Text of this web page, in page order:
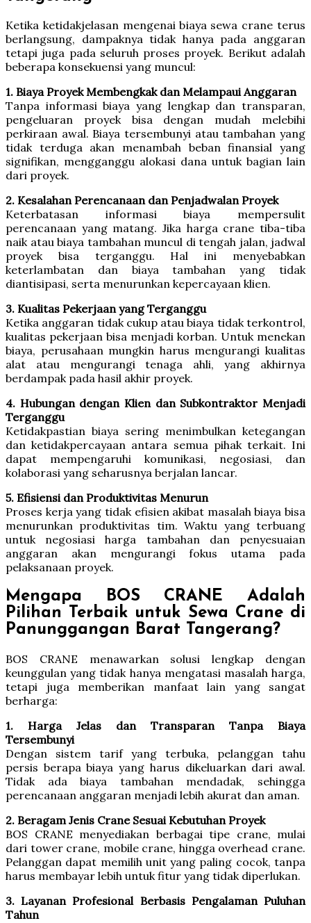
Ketika ketidakjelasan mengenai biaya sewa crane terus
berlangsung, dampaknya tidak hanya pada anggaran
tetapi juga pada seluruh proses proyek. Berikut adalah
beberapa konsekuensi yang muncul:
1. Biaya Proyek Membengkak dan Melampaui Anggaran
Tanpa informasi biaya yang lengkap dan transparan,
pengeluaran proyek bisa dengan mudah melebihi
perkiraan awal. Biaya tersembunyi atau tambahan yang
tidak terduga akan menambah beban finansial yang
signifikan, mengganggu alokasi dana untuk bagian lain
dari proyek.
2. Kesalahan Perencanaan dan Penjadwalan Proyek
Keterbatasan informasi biaya mempersulit
perencanaan yang matang. Jika harga crane tiba-tiba
naik atau biaya tambahan muncul di tengah jalan, jadwal
proyek bisa terganggu. Hal ini menyebabkan
keterlambatan dan biaya tambahan yang tidak
diantisipasi, serta menurunkan kepercayaan klien.
3. Kualitas Pekerjaan yang Terganggu
Ketika anggaran tidak cukup atau biaya tidak terkontrol,
kualitas pekerjaan bisa menjadi korban. Untuk menekan
biaya, perusahaan mungkin harus mengurangi kualitas
alat atau mengurangi tenaga ahli, yang akhirnya
berdampak pada hasil akhir proyek.
4. Hubungan dengan Klien dan Subkontraktor Menjadi
Terganggu
Ketidakpastian biaya sering menimbulkan ketegangan
dan ketidakpercayaan antara semua pihak terkait. Ini
dapat mempengaruhi komunikasi, negosiasi, dan
kolaborasi yang seharusnya berjalan lancar.
5. Efisiensi dan Produktivitas Menurun
Proses kerja yang tidak efisien akibat masalah biaya bisa
menurunkan produktivitas tim. Waktu yang terbuang
untuk negosiasi harga tambahan dan penyesuaian
anggaran akan mengurangi fokus utama pada
pelaksanaan proyek.
Mengapa BOS CRANE Adalah
Pilihan Terbaik untuk Sewa Crane di
Panunggangan Barat Tangerang?
BOS CRANE menawarkan solusi lengkap dengan
keunggulan yang tidak hanya mengatasi masalah harga,
tetapi juga memberikan manfaat lain yang sangat
berharga:
1. Harga Jelas dan Transparan Tanpa Biaya
Tersembunyi
Dengan sistem tarif yang terbuka, pelanggan tahu
persis berapa biaya yang harus dikeluarkan dari awal.
Tidak ada biaya tambahan mendadak, sehingga
perencanaan anggaran menjadi lebih akurat dan aman.
2. Beragam Jenis Crane Sesuai Kebutuhan Proyek
BOS CRANE menyediakan berbagai tipe crane, mulai
dari tower crane, mobile crane, hingga overhead crane.
Pelanggan dapat memilih unit yang paling cocok, tanpa
harus membayar lebih untuk fitur yang tidak diperlukan.
3. Layanan Profesional Berbasis Pengalaman Puluhan
Tahun